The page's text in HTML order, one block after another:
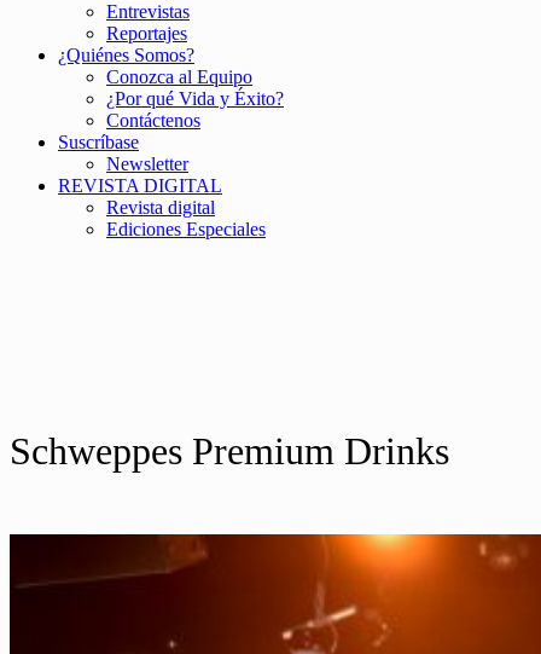
Entrevistas
Reportajes
¿Quiénes Somos?
Conozca al Equipo
¿Por qué Vida y Éxito?
Contáctenos
Suscríbase
Newsletter
REVISTA DIGITAL
Revista digital
Ediciones Especiales
Schweppes Premium Drinks